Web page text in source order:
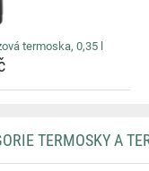
termoska, 0,35 l
TERMOSKY A